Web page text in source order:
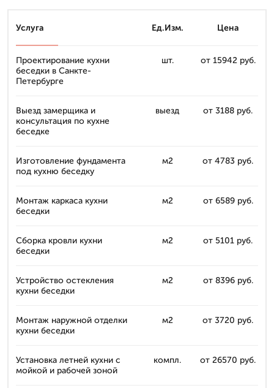
Услуга Ед.Изм. Цена
Проектирование кухни
беседки в Санкте-
Петербурге
шт. от 15942 руб.
Выезд замерщика и
консультация по кухне
беседке
выезд от 3188 руб.
Изготовление фундамента
под кухню беседку
м2 от 4783 руб.
Монтаж каркаса кухни
беседки
м2 от 6589 руб.
Сборка кровли кухни
беседки
м2 от 5101 руб.
Устройство остекления
кухни беседки
м2 от 8396 руб.
Монтаж наружной отделки
кухни беседки
м2 от 3720 руб.
Установка летней кухни с
мойкой и рабочей зоной
компл. от 26570 руб.